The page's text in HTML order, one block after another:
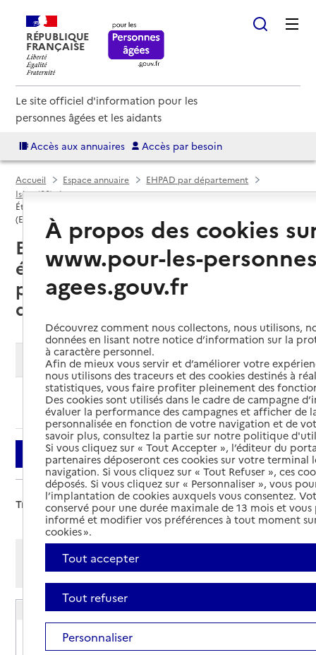
RÉPUBLIQUE
FRANÇAISE
Le site officiel d'information pour les
personnes âgées et les aidants
Accès aux annuaires Accès par besoin
Accueil Espace annuaire
EHPAD par département
Isère (38)
Établissement d'hébergement pour personnes âgées dépendantes
(EHPAD)
Eybens (38320) : liste des
établissements d'hébergement
pour personnes âgées
dépendantes (EHPAD)
Modifier ma recherche
Ajouter cette recherche aux favoris
Filtrer
Trier par :
Afficher les résultats par:
Mode liste
Mode carte
Résidence Mutualiste Claudette Chesne
Adresse
4 place Michel de Montaigne
À propos des cookies
www.pour-les-
agees.gouv.fr
Découvrez comment nous collectons, nous utilisons,
données en lisant notre notice d’information sur la
à caractère personnel.
Afin de mieux vous servir et d’améliorer votre
nous utilisons des traceurs et des cookies destinés à
statistiques, vous faire profiter pleinement des
Des cookies sont utilisés dans le cadre de campagne
évaluer la performance des campagnes et afficher de
personnalisée en fonction de votre navigation et de
savoir plus, consultez la partie sur notre politique
Si vous cliquez sur « Tout Accepter », l’éditeur du
partenaires déposeront ces cookies sur votre terminal
navigation. Si vous cliquez sur « Tout Refuser », ces
déposés. Si vous cliquez sur « Personnaliser », vous
l’implantation de cookies auxquels vous consentez.
conservé pour une durée maximale de 13 mois et
informé et modifier vos préférences à tout moment
cookies ».
Tout accepter
Tout refuser
Personnaliser